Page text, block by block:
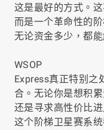
这是最好的方式。
而是一个革命性的
无论资金多少，都
WSOP
Express真正特别之
合。无论你是想积
还是寻求高性价比
这个阶梯卫星赛系